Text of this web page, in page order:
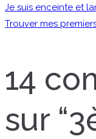
Je suis enceinte et
Trouver mes
14
sur “